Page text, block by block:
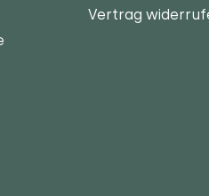
Vertrag